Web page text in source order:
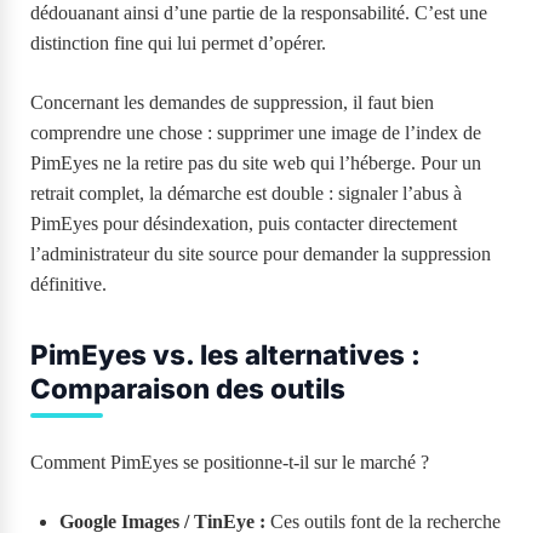
dédouanant ainsi d’une partie de la responsabilité. C’est une
distinction fine qui lui permet d’opérer.
Concernant les demandes de suppression, il faut bien
comprendre une chose : supprimer une image de l’index de
PimEyes ne la retire pas du site web qui l’héberge. Pour un
retrait complet, la démarche est double : signaler l’abus à
PimEyes pour désindexation, puis contacter directement
l’administrateur du site source pour demander la suppression
définitive.
PimEyes vs. les alternatives :
Comparaison des outils
Comment PimEyes se positionne-t-il sur le marché ?
Google Images / TinEye : Ces outils font de la recherche